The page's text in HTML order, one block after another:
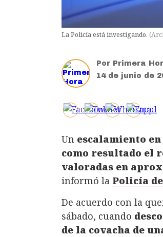
La Policía está investigando. (
Por Primera
14 de junio de
Un escalamiento
como resultado el
valoradas en
informó la Policía
De acuerdo con la
sábado, cuando
de la covacha de